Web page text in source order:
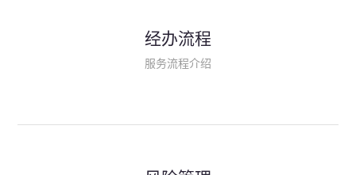
险、政府公共安全责任保险/自然灾害公众责任保险、精神病监护
人责任险、首台套/首版次保险、科技保险等）；（三）传统财产
险产品；（六）保险招投标业务。随着业务的开展，华西经纪会
经办流程
服务流程介绍